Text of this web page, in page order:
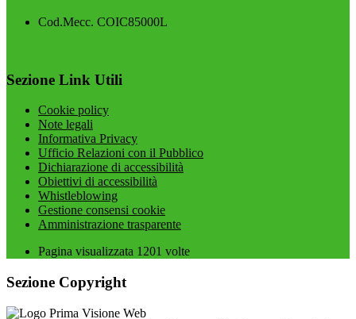
Cod.Mecc. COIC85000L
Sezione Link Utili
Cookie policy
Note legali
Informativa Privacy
Ufficio Relazioni con il Pubblico
Dichiarazione di accessibilità
Obiettivi di accessibilità
Whistleblowing
Gestione consensi cookie
Amministrazione trasparente
Pagina visualizzata 1201 volte
Sezione Copyright